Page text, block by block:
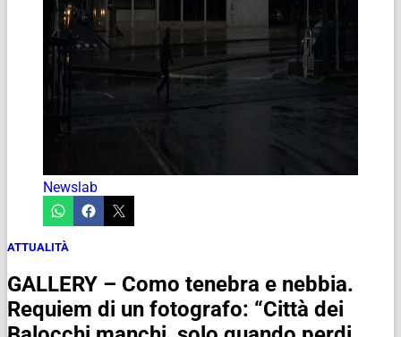
Newslab
ATTUALITÀ
GALLERY – Como tenebra e nebbia.
Requiem di un fotografo: “Città dei